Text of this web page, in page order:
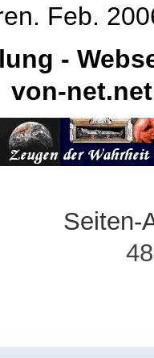
Feb.
-
von-net.net
Seiten-